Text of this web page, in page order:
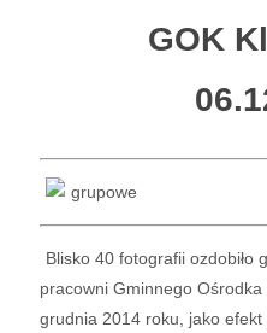
GOK
Blisko 40 fotografii ozdobiło
pracowni Gminnego
grudnia 2014 roku, jako